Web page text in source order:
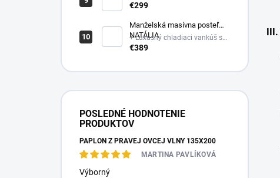
latový rošt)
€299
Manželská masívna posteľ
NATÁLIA
+ Luxusný chladiaci vankúš so
sekanou pamäťovou penou
€389
POSLEDNÉ HODNOTENIE
PRODUKTOV
PAPLÓN Z PRAVEJ OVČEJ VLNY 135X200
MARTINA PAVLÍKOVÁ
Výborný
III.